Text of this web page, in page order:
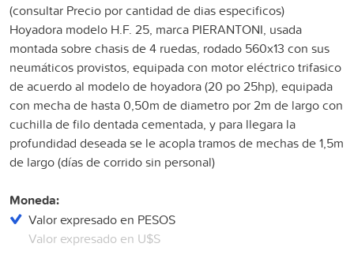
(consultar Precio por cantidad de dias especificos)
Hoyadora modelo H.F. 25, marca PIERANTONI, usada
montada sobre chasis de 4 ruedas, rodado 560x13 con sus
neumáticos provistos, equipada con motor eléctrico trifasico
de acuerdo al modelo de hoyadora (20 po 25hp), equipada
con mecha de hasta 0,50m de diametro por 2m de largo con
cuchilla de filo dentada cementada, y para llegara la
profundidad deseada se le acopla tramos de mechas de 1,5m
de largo (días de corrido sin personal)
Moneda:
Valor expresado en PESOS
Valor expresado en U$S